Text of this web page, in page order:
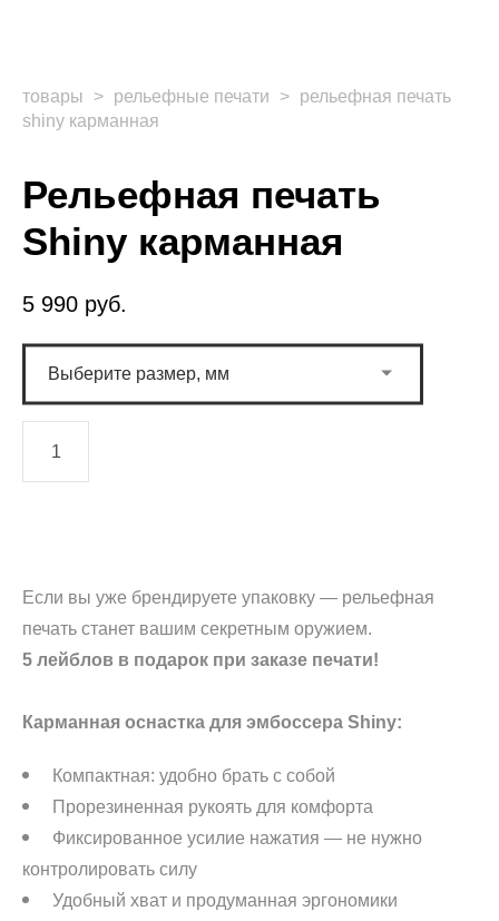
товары > рельефные печати > рельефная печать
shiny карманная
Рельефная печать
Shiny карманная
5 990 pуб.
Выберите размер, мм
Если вы уже брендируете упаковку — рельефная
печать станет вашим секретным оружием.
5 лейблов в подарок при заказе печати!
Карманная оснастка для эмбоссера Shiny:
Компактная: удобно брать с собой
Прорезиненная рукоять для комфорта
Фиксированное усилие нажатия — не нужно
контролировать силу
Удобный хват и продуманная эргономики